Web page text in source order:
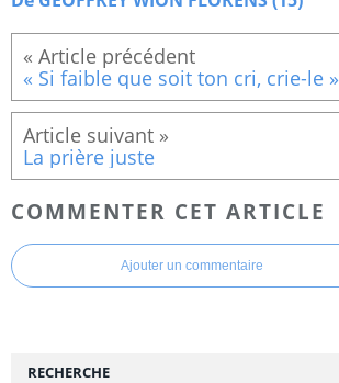
« Si faible que soit ton cri, crie-le »
La prière juste
COMMENTER CET ARTICLE
Ajouter un commentaire
RECHERCHE